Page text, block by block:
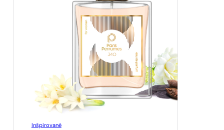
Inšpirované